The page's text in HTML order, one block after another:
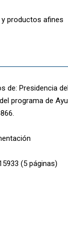
productos afines
Presidencia
programa de
(5 páginas)